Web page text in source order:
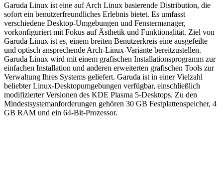
Garuda Linux ist eine auf Arch Linux basierende Distribution, die
sofort ein benutzerfreundliches Erlebnis bietet. Es umfasst
verschiedene Desktop-Umgebungen und Fenstermanager,
vorkonfiguriert mit Fokus auf Ästhetik und Funktionalität. Ziel von
Garuda Linux ist es, einem breiten Benutzerkreis eine ausgefeilte
und optisch ansprechende Arch-Linux-Variante bereitzustellen.
Garuda Linux wird mit einem grafischen Installationsprogramm zur
einfachen Installation und anderen erweiterten grafischen Tools zur
Verwaltung Ihres Systems geliefert. Garuda ist in einer Vielzahl
beliebter Linux-Desktopumgebungen verfügbar, einschließlich
modifizierter Versionen des KDE Plasma 5-Desktops. Zu den
Mindestsystemanforderungen gehören 30 GB Festplattenspeicher, 4
GB RAM und ein 64-Bit-Prozessor.